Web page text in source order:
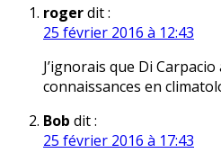
rogerdit :
25 février 2016 à 12:43
J’ignorais que Di
connaissances en
Bob dit :
25 février 2016 à 17:43